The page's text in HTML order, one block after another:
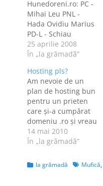
Hunedoreni.ro: PC -
Mihai Leu PNL -
Hada Ovidiu Marius
PD-L - Schiau
Nicolae PSD -
Raducea Ionel PNG -
UDMR - Gyorfi Jeno
PRM - Maris Remus
PAS - Balasoiu
Dumitru PNDC -
Toma Constantin
PNTCD - Blaga
Gabriel Teodor
Independent -…
25 aprilie 2008
În „la grămadă”
Hosting pls?
Am nevoie de un
plan de hosting bun
pentru un prieten
care și-a cumpărat
domeniu .ro și vreau
să-și facă un blog.
Cum eu sunt o
hosting de la
prieteni, nu știu de
14 mai 2010
În „la grămadă”
Categories
la grămadă TagsMufică,